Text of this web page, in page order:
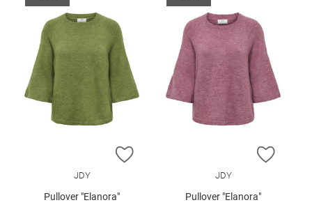
ZUR WUNSCHLISTE HINZUFÜGEN
JDY
Pullover "Elanora"
ZUR
JDY
Pullover "Elanora"